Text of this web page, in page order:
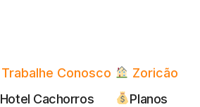
Trabalhe Conosco
Zoricão
Hotel Cachorros Planos